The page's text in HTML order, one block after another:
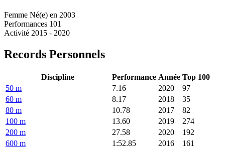
Femme Né(e) en 2003
Performances 101
Activité 2015 - 2020
Records Personnels
Discipline Performance Année Top 100
50 m
7.16 2020
97
60 m
8.17 2018
35
80 m
10.78 2017
82
100 m
13.60 2019
274
200 m
27.58 2020
192
600 m
1:52.85 2016
161